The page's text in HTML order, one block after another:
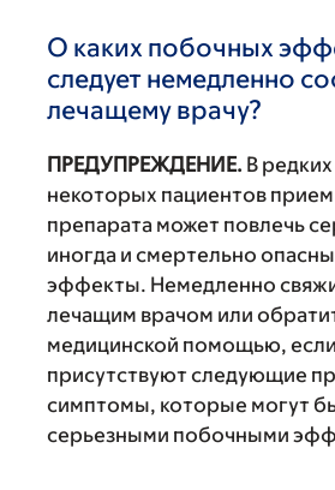
О каких побочных
следует немедленно
лечащему врачу?
ПРЕДУПРЕЖДЕНИЕ. В редких
некоторых пациентов
препарата может повлечь
иногда и смертельно
эффекты. Немедленно
лечащим врачом или
медицинской помощью, если
присутствуют следующие
симптомы, которые могут
серьезными побочными